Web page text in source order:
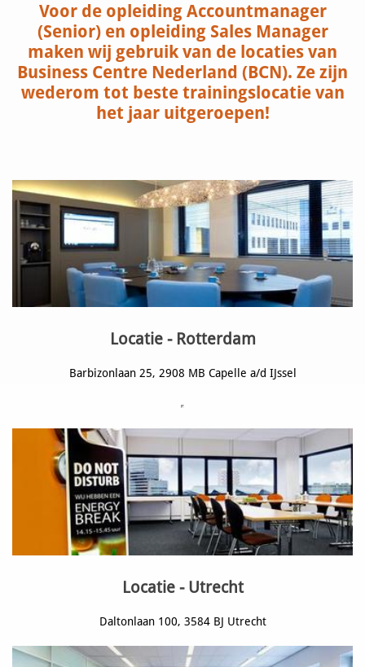
Voor de opleiding Accountmanager
(Senior) en opleiding Sales Manager
maken wij gebruik van de locaties van
Business Centre Nederland (BCN). Ze zijn
wederom tot beste trainingslocatie van
het jaar uitgeroepen!
Locatie - Rotterdam
Barbizonlaan 25, 2908 MB Capelle a/d IJssel
Locatie - Utrecht
Daltonlaan 100, 3584 BJ Utrecht